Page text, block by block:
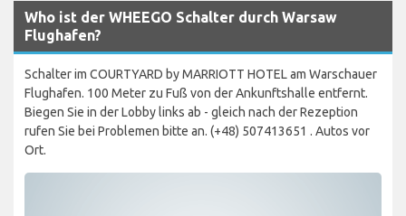
Who ist der WHEEGO Schalter durch Warsaw
Flughafen?
Schalter im COURTYARD by MARRIOTT HOTEL am Warschauer
Flughafen. 100 Meter zu Fuß von der Ankunftshalle entfernt.
Biegen Sie in der Lobby links ab - gleich nach der Rezeption
rufen Sie bei Problemen bitte an. (+48) 507413651 . Autos vor
Ort.